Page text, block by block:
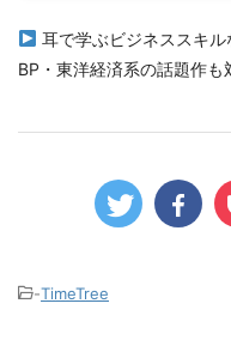
耳で学ぶビジネススキル
BP・東洋経済系の話題作も
-TimeTree